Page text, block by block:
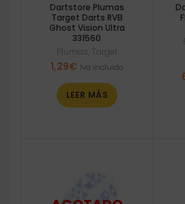
Dartstore Plumas
Target Darts RVB
Ghost Vision Ultra
331560
Plumas Target
1,29€ Iva incluido
LEER MÁS